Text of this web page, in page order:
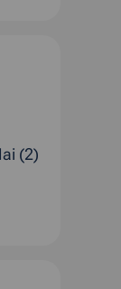
(2)